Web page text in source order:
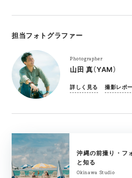
担当フォトグラファー
Photographer
山田 真（YAM）
詳しく見る 撮影レポ
沖縄の前撮り・フ
と知る
Okinawa Studio